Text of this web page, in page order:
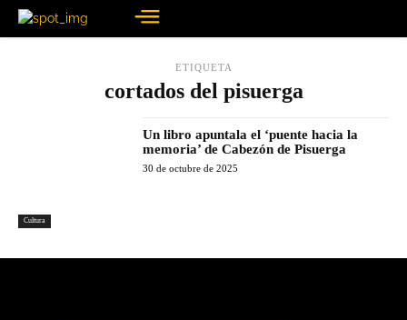
ETIQUETA
cortados del pisuerga
Cultura
Un libro apuntala el ‘puente hacia la
memoria’ de Cabezón de Pisuerga
30 de octubre de 2025